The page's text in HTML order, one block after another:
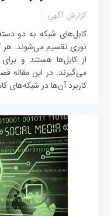
گزارش آگهی
کابل‌های شبکه به دو
نوری تقسیم می‌شوند. هر
از کابل‌ها هستند و برای
می‌گیرند. در این مقاله
کاربرد آن‌ها در شبکه‌های